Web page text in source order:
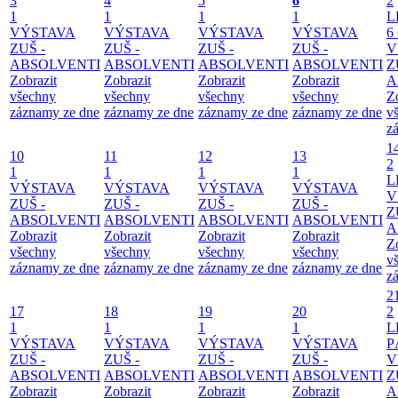
1
VÝSTAVA
ZUŠ -
ABSOLVENTI
Zobrazit
všechny
záznamy ze dne
1
VÝSTAVA
ZUŠ -
ABSOLVENTI
Zobrazit
všechny
záznamy ze dne
1
VÝSTAVA
ZUŠ -
ABSOLVENTI
Zobrazit
všechny
záznamy ze dne
1
VÝSTAVA
ZUŠ -
ABSOLVENTI
Zobrazit
všechny
záznamy ze dne
6
10
1
VÝSTAVA
ZUŠ -
ABSOLVENTI
Zobrazit
všechny
záznamy ze dne
11
1
VÝSTAVA
ZUŠ -
ABSOLVENTI
Zobrazit
všechny
záznamy ze dne
12
1
VÝSTAVA
ZUŠ -
ABSOLVENTI
Zobrazit
všechny
záznamy ze dne
13
1
VÝSTAVA
ZUŠ -
ABSOLVENTI
Zobrazit
všechny
záznamy ze dne
2
17
1
VÝSTAVA
ZUŠ -
ABSOLVENTI
Zobrazit
18
1
VÝSTAVA
ZUŠ -
ABSOLVENTI
Zobrazit
19
1
VÝSTAVA
ZUŠ -
ABSOLVENTI
Zobrazit
20
1
VÝSTAVA
ZUŠ -
ABSOLVENTI
Zobrazit
2